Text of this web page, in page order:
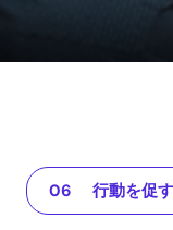
関係満足度
The app
問題の理解
実用的な
結論また
行動を促す